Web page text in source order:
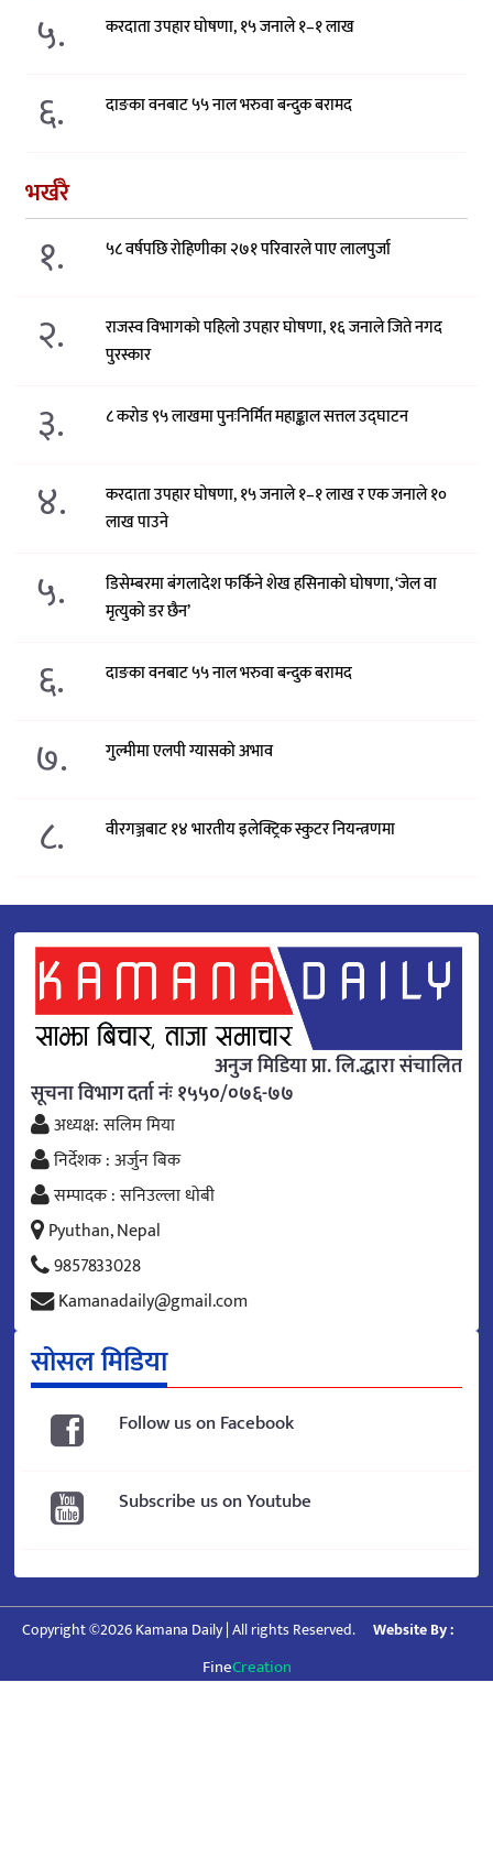
५. करदाता उपहार घोषणा, १५ जनाले १–१ लाख
६. दाङका वनबाट ५५ नाल भरुवा बन्दुक बरामद
भर्खरै
१. ५८ वर्षपछि रोहिणीका २७१ परिवारले पाए लालपुर्जा
२.
राजस्व विभागको पहिलो उपहार घोषणा, १६ जनाले जिते नगद
पुरस्कार
३. ८ करोड ९५ लाखमा पुनःनिर्मित महाङ्काल सत्तल उद्घाटन
४.
करदाता उपहार घोषणा, १५ जनाले १–१ लाख र एक जनाले १०
लाख पाउने
५.
डिसेम्बरमा बंगलादेश फर्किने शेख हसिनाको घोषणा, ‘जेल वा
मृत्युको डर छैन’
६. दाङका वनबाट ५५ नाल भरुवा बन्दुक बरामद
७. गुल्मीमा एलपी ग्यासको अभाव
८. वीरगञ्जबाट १४ भारतीय इलेक्ट्रिक स्कुटर नियन्त्रणमा
अनुज मिडिया प्रा. लि.द्धारा संचालित
सूचना विभाग दर्ता नंः १५५०/०७६-७७
अध्यक्ष: सलिम मिया
निर्देशक : अर्जुन बिक
सम्पादक : सनिउल्ला धोबी
Pyuthan, Nepal
9857833028
Kamanadaily@gmail.com
सोसल मिडिया
Follow us on Facebook
Subscribe us on Youtube
Copyright ©2026 Kamana Daily | All rights Reserved. Website By :
FineCreation